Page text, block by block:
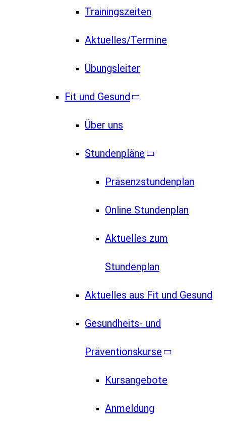
Trainingszeiten
Aktuelles/Termine
Übungsleiter
Fit und Gesund
Über uns
Stundenpläne
Präsenzstundenplan
Online Stundenplan
Aktuelles zum
Stundenplan
Aktuelles aus Fit und Gesund
Gesundheits- und
Präventionskurse
Kursangebote
Anmeldung